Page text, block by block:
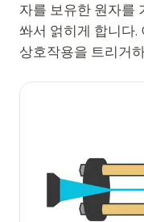
자를 보유한 원자를
쏴서 얽히게 합니다.
상호작용을 트리거